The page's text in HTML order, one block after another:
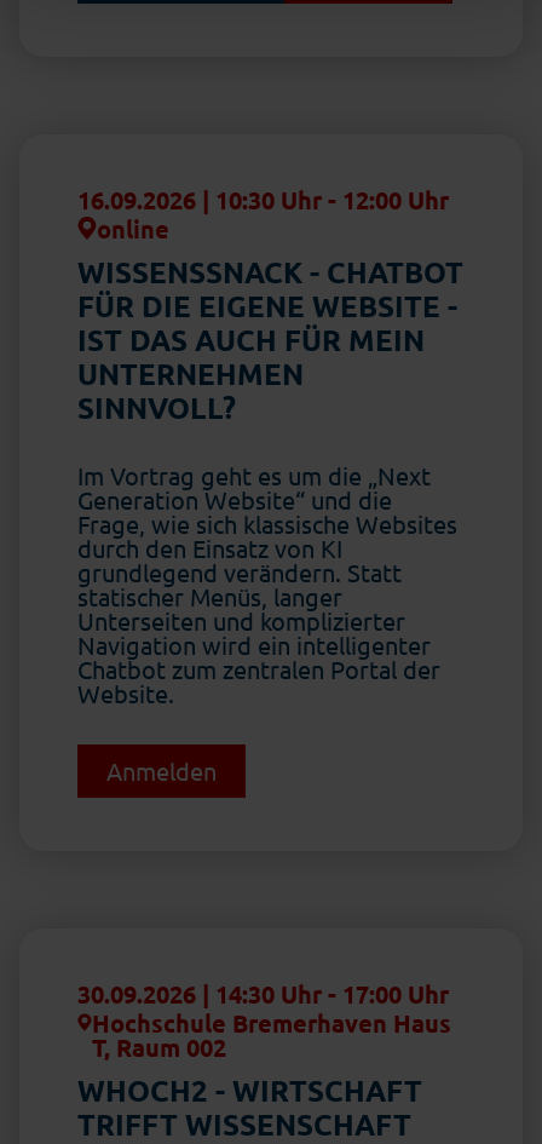
16.09.2026 | 10:30 Uhr- 12:00 Uhr
online
WISSENSSNACK - CHATBOT
FÜR DIE EIGENE WEBSITE -
IST DAS AUCH FÜR MEIN
UNTERNEHMEN
SINNVOLL?
Im Vortrag geht es um die „Next
Generation Website“ und die
Frage, wie sich klassische Websites
durch den Einsatz von KI
grundlegend verändern. Statt
statischer Menüs, langer
Unterseiten und komplizierter
Navigation wird ein intelligenter
Chatbot zum zentralen Portal der
Website.
Anmelden
30.09.2026 | 14:30 Uhr- 17:00 Uhr
Hochschule Bremerhaven Haus
T, Raum 002
WHOCH2 - WIRTSCHAFT
TRIFFT WISSENSCHAFT